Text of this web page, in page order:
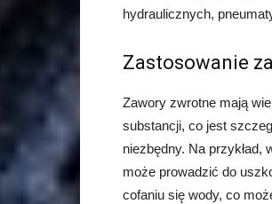
hydraulicznych,
Zastosowanie
Zawory zwrotne mają
substancji, co jest
niezbędny. Na
może prowadzić do
cofaniu się wody, co